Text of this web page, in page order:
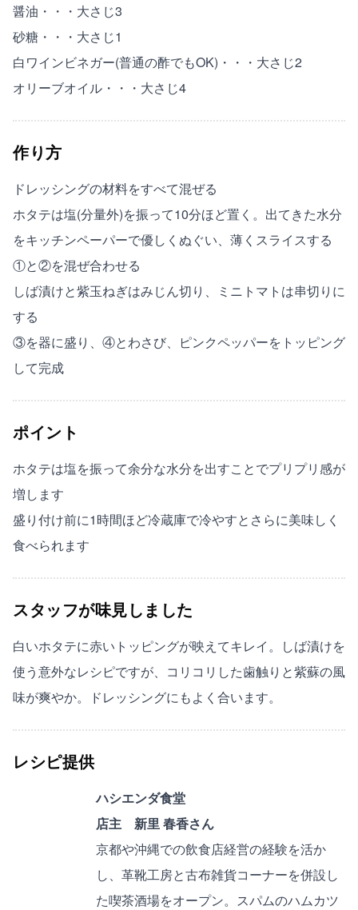
醤油・・・大さじ3
砂糖・・・大さじ1
白ワインビネガー(普通の酢でもOK)・・・大さじ2
オリーブオイル・・・大さじ4
作り方
ドレッシングの材料をすべて混ぜる
ホタテは塩(分量外)を振って10分ほど置く。出てきた水分
をキッチンペーパーで優しくぬぐい、薄くスライスする
①と②を混ぜ合わせる
しば漬けと紫玉ねぎはみじん切り、ミニトマトは串切りに
する
③を器に盛り、④とわさび、ピンクペッパーをトッピング
して完成
ポイント
ホタテは塩を振って余分な水分を出すことでプリプリ感が
増します
盛り付け前に1時間ほど冷蔵庫で冷やすとさらに美味しく
食べられます
スタッフが味見しました
白いホタテに赤いトッピングが映えてキレイ。しば漬けを
使う意外なレシピですが、コリコリした歯触りと紫蘇の風
味が爽やか。ドレッシングにもよく合います。
レシピ提供
ハシエンダ食堂
店主 新里 春香さん
京都や沖縄での飲食店経営の経験を活か
し、革靴工房と古布雑貨コーナーを併設し
た喫茶酒場をオープン。スパムのハムカツ